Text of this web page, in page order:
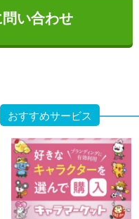
い合わせ
おすすめサービス